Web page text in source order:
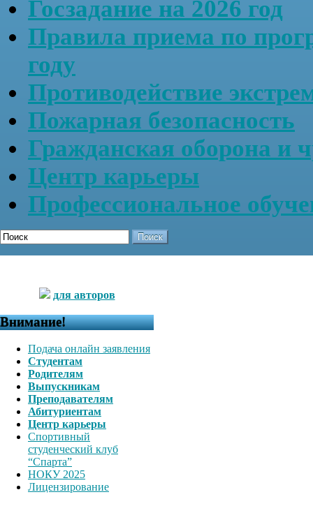
Госзадание на 2026 год
Правила приема по
году
Противодействие
Пожарная безопасность
Гражданская оборона и
Центр карьеры
Профессиональное
Поиск
для авторов
Внимание!
Подача онлайн заявления
Студентам
Родителям
Выпускникам
Преподавателям
Абитуриентам
Центр карьеры
Спортивный
студенческий клуб
“Спарта”
НОКУ 2025
Лицензирование